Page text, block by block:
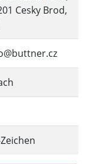
Cesky Brod,
Zeichen